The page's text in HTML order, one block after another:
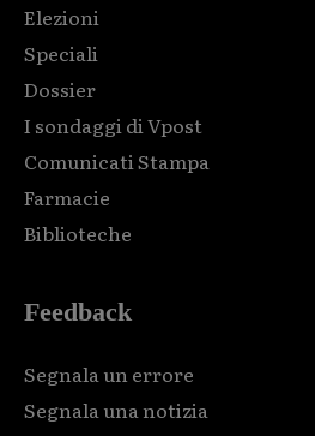
Elezioni
Speciali
Dossier
I sondaggi di Vpost
Comunicati Stampa
Farmacie
Biblioteche
Feedback
Segnala un errore
Segnala una notizia